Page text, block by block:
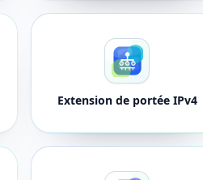
Extension de portée IPv4